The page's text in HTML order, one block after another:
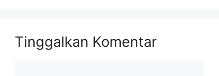
Tinggalkan Komentar